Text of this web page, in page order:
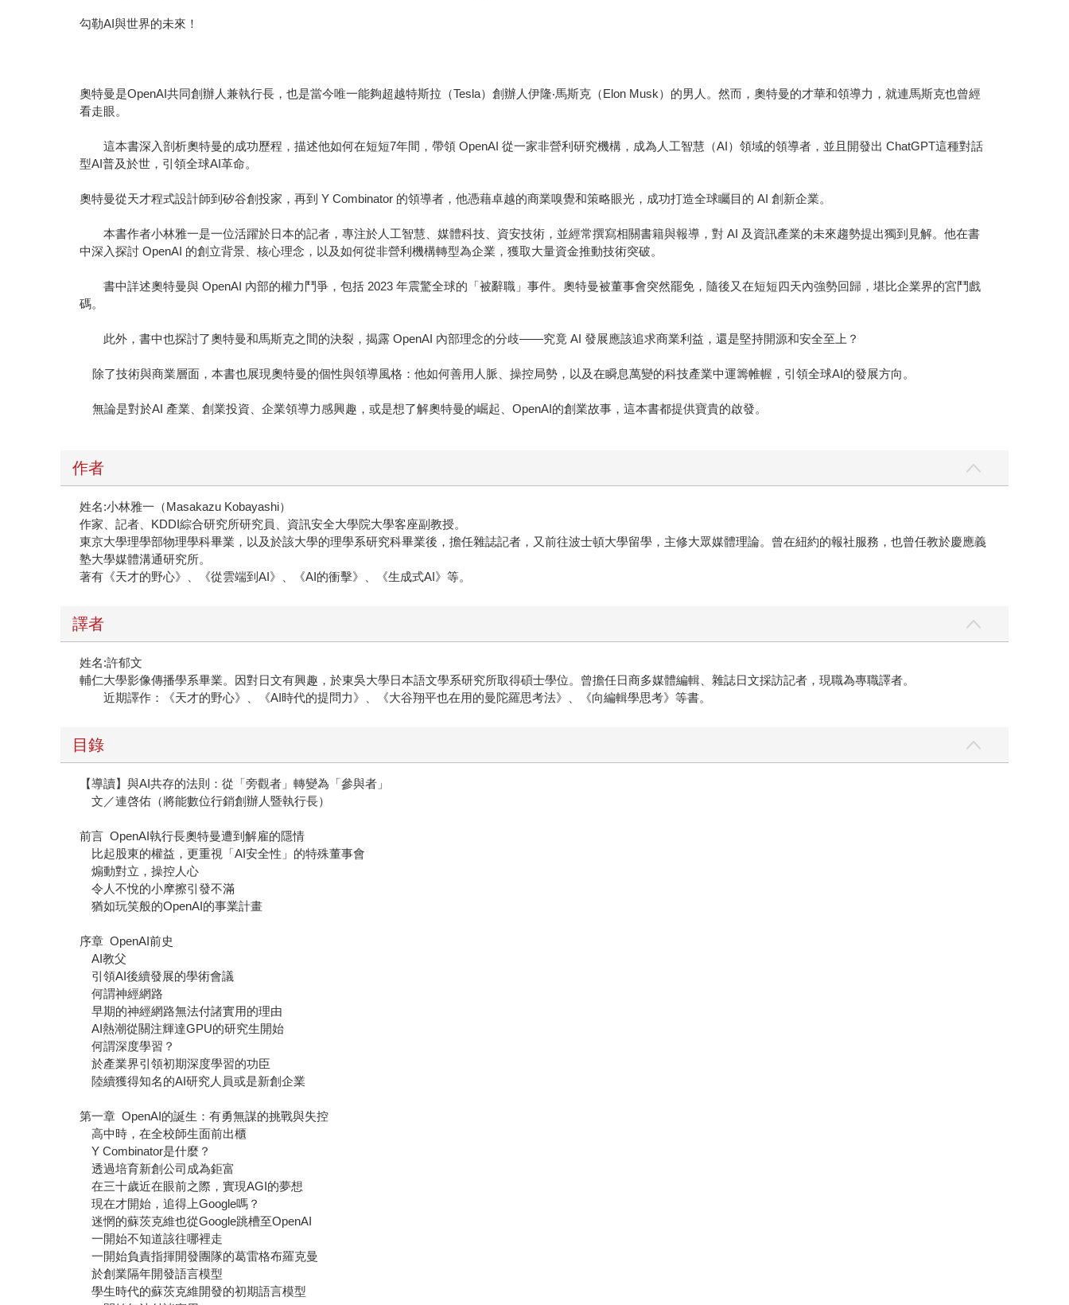
勾勒AI與世界的未來！
奧特曼是OpenAI共同創辦人兼執行長，也是當今唯一能夠超越特斯拉（Tesla）創辦人伊隆‧馬斯克（Elon Musk）的男人。然而，奧特曼的才華和領導力，就連馬斯克也曾經
看走眼。
這本書深入剖析奧特曼的成功歷程，描述他如何在短短7年間，帶領 OpenAI 從一家非營利研究機構，成為人工智慧（AI）領域的領導者，並且開發出 ChatGPT這種對話
型AI普及於世，引領全球AI革命。
奧特曼從天才程式設計師到矽谷創投家，再到 Y Combinator 的領導者，他憑藉卓越的商業嗅覺和策略眼光，成功打造全球矚目的 AI 創新企業。
本書作者小林雅一是一位活躍於日本的記者，專注於人工智慧、媒體科技、資安技術，並經常撰寫相關書籍與報導，對 AI 及資訊產業的未來趨勢提出獨到見解。他在書
中深入探討 OpenAI 的創立背景、核心理念，以及如何從非營利機構轉型為企業，獲取大量資金推動技術突破。
書中詳述奧特曼與 OpenAI 內部的權力鬥爭，包括 2023 年震驚全球的「被辭職」事件。奧特曼被董事會突然罷免，隨後又在短短四天內強勢回歸，堪比企業界的宮鬥戲
碼。
此外，書中也探討了奧特曼和馬斯克之間的決裂，揭露 OpenAI 內部理念的分歧——究竟 AI 發展應該追求商業利益，還是堅持開源和安全至上？
除了技術與商業層面，本書也展現奧特曼的個性與領導風格：他如何善用人脈、操控局勢，以及在瞬息萬變的科技產業中運籌帷幄，引領全球AI的發展方向。
無論是對於AI 產業、創業投資、企業領導力感興趣，或是想了解奧特曼的崛起、OpenAI的創業故事，這本書都提供寶貴的啟發。
作者
姓名:小林雅一（Masakazu Kobayashi）
作家、記者、KDDI綜合研究所研究員、資訊安全大學院大學客座副教授。
東京大學理學部物理學科畢業，以及於該大學的理學系研究科畢業後，擔任雜誌記者，又前往波士頓大學留學，主修大眾媒體理論。曾在紐約的報社服務，也曾任教於慶應義
塾大學媒體溝通研究所。
著有《天才的野心》、《從雲端到AI》、《AI的衝擊》、《生成式AI》等。
譯者
姓名:許郁文
輔仁大學影像傳播學系畢業。因對日文有興趣，於東吳大學日本語文學系研究所取得碩士學位。曾擔任日商多媒體編輯、雜誌日文採訪記者，現職為專職譯者。
近期譯作：《天才的野心》、《AI時代的提問力》、《大谷翔平也在用的曼陀羅思考法》、《向編輯學思考》等書。
目錄
【導讀】與AI共存的法則：從「旁觀者」轉變為「參與者」
文／連啓佑（將能數位行銷創辦人暨執行長）
前言 OpenAI執行長奧特曼遭到解雇的隱情
比起股東的權益，更重視「AI安全性」的特殊董事會
煽動對立，操控人心
令人不悅的小摩擦引發不滿
猶如玩笑般的OpenAI的事業計畫
序章 OpenAI前史
AI教父
引領AI後續發展的學術會議
何謂神經網路
早期的神經網路無法付諸實用的理由
AI熱潮從關注輝達GPU的研究生開始
何謂深度學習？
於產業界引領初期深度學習的功臣
陸續獲得知名的AI研究人員或是新創企業
第一章 OpenAI的誕生：有勇無謀的挑戰與失控
高中時，在全校師生面前出櫃
Y Combinator是什麼？
透過培育新創公司成為鉅富
在三十歲近在眼前之際，實現AGI的夢想
現在才開始，追得上Google嗎？
迷惘的蘇茨克維也從Google跳槽至OpenAI
一開始不知道該往哪裡走
一開始負責指揮開發團隊的葛雷格布羅克曼
於創業隔年開發語言模型
學生時代的蘇茨克維開發的初期語言模型